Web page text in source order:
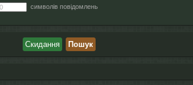
символів повідомлень